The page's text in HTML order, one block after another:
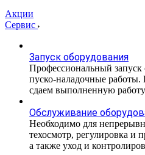
Акции
Сервис
Запуск оборудования
Профессиональный
пуско-наладочные работы.
сдаем выполненную
Обслуживание
Необходимо для
техосмотр, регулировка и
а также уход и